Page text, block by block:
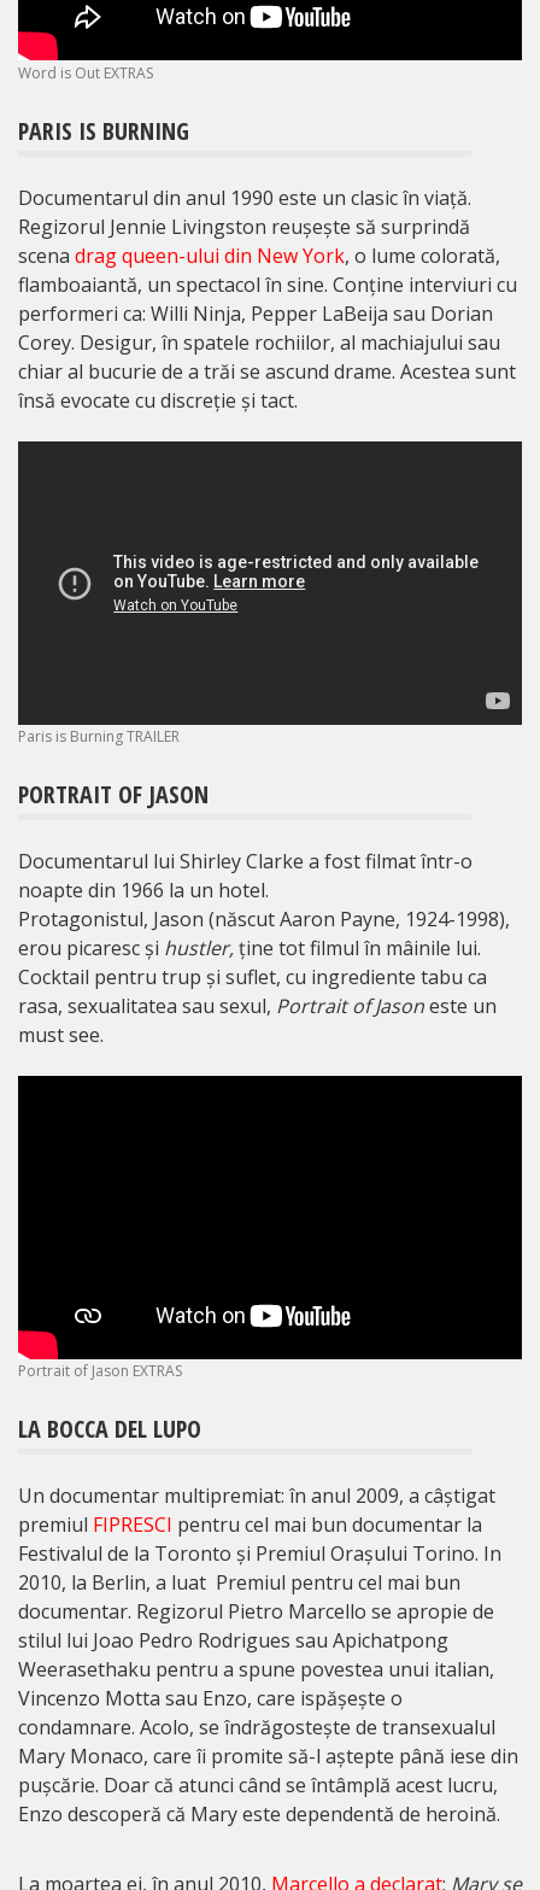
Word is Out EXTRAS
PARIS IS BURNING
Documentarul din anul 1990 este un clasic în viață.
Regizorul Jennie Livingston reușește să surprindă
scena drag queen-ului din New York, o lume colorată,
flamboaiantă, un spectacol în sine. Conține interviuri cu
performeri ca: Willi Ninja, Pepper LaBeija sau Dorian
Corey. Desigur, în spatele rochiilor, al machiajului sau
chiar al bucurie de a trăi se ascund drame. Acestea sunt
însă evocate cu discreție și tact.
Paris is Burning TRAILER
PORTRAIT OF JASON
Documentarul lui Shirley Clarke a fost filmat într-o
noapte din 1966 la un hotel.
Protagonistul, Jason (născut Aaron Payne, 1924-1998),
erou picaresc și hustler,ține tot filmul în mâinile lui.
Cocktail pentru trup și suflet, cu ingrediente tabu ca
rasa, sexualitatea sau sexul, Portrait of Jasoneste un
must see.
Portrait of Jason EXTRAS
LA BOCCA DEL LUPO
Un documentar multipremiat: în anul 2009, a câștigat
premiul FIPRESCI pentru cel mai bun documentar la
Festivalul de la Toronto și Premiul Orașului Torino. In
2010, la Berlin, a luat Premiul pentru cel mai bun
documentar. Regizorul Pietro Marcello se apropie de
stilul lui Joao Pedro Rodrigues sau Apichatpong
Weerasethaku pentru a spune povestea unui italian,
Vincenzo Motta sau Enzo, care ispășește o
condamnare. Acolo, se îndrăgostește de transexualul
Mary Monaco, care îi promite să-l aștepte până iese din
pușcărie. Doar că atunci când se întâmplă acest lucru,
Enzo descoperă că Mary este dependentă de heroină.
La moartea ei, în anul 2010, Marcello a declarat: Mary se